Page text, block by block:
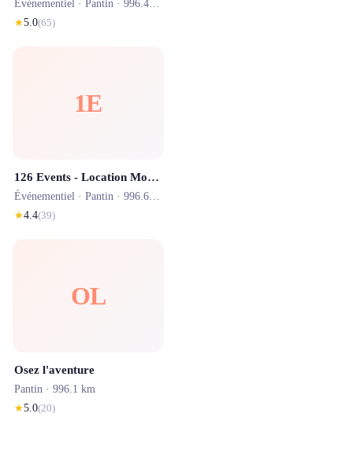
Événementiel · Pantin · 996.4 km
★5.0(65)
1E
126 Events - Location Mobilier et Matériel Evénementiel Paris et France
Événementiel · Pantin · 996.6 km
★4.4(39)
OL
Osez l'aventure
Pantin · 996.1 km
★5.0(20)